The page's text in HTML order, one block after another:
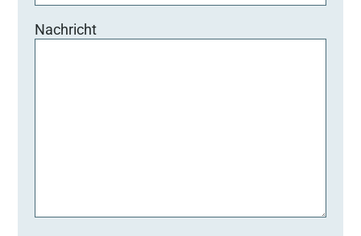
Nachricht